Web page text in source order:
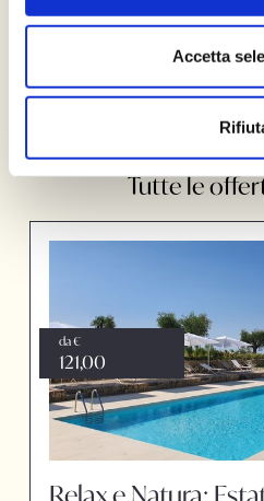
Accetta
Richiedi questa offerta
Tutte le
da €
121,00